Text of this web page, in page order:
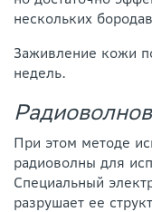
нескольких
Заживление кожи
недель.
При этом методе
радиоволны для
Специальный
разрушает ее